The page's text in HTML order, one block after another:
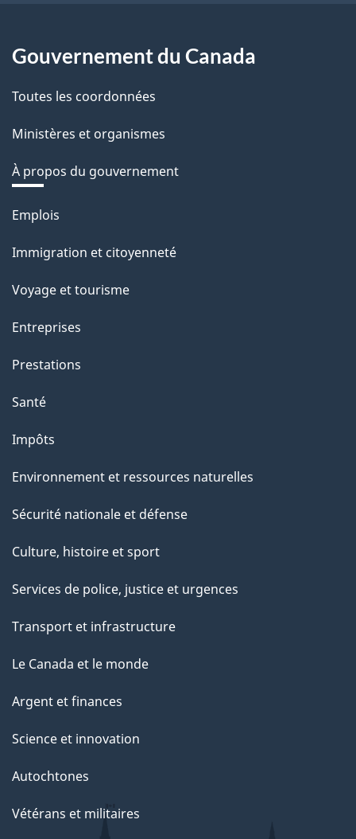
Gouvernement du Canada
Toutes les coordonnées
Ministères et organismes
À propos du gouvernement
Thèmes
sujets
Emplois
Immigration et citoyenneté
Voyage et tourisme
Entreprises
Prestations
Santé
Impôts
Environnement et ressources naturelles
Sécurité nationale et défense
Culture, histoire et sport
Services de police, justice et urgences
Transport et infrastructure
Le Canada et le monde
Argent et finances
Science et innovation
Autochtones
Vétérans et militaires